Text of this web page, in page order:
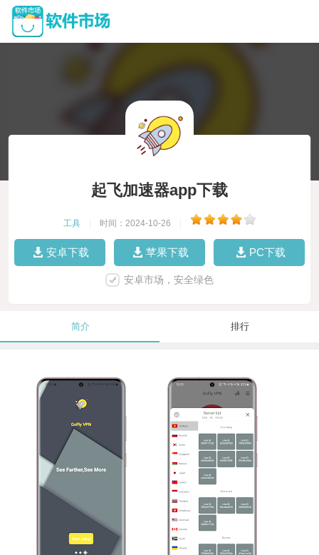
起飞加速器app下载
工具 时间：2024-10-26
安卓下载 苹果下载 PC下载
安卓市场，安全绿色
简介 排行